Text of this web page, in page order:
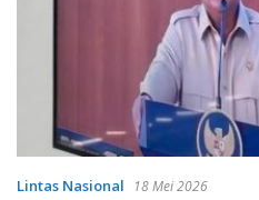
Lintas Nasional 18 Mei 2026